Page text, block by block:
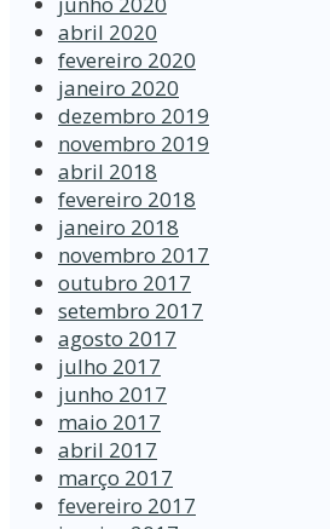
abril 2020
fevereiro 2020
janeiro 2020
dezembro 2019
novembro 2019
abril 2018
fevereiro 2018
janeiro 2018
novembro 2017
outubro 2017
setembro 2017
agosto 2017
julho 2017
junho 2017
maio 2017
abril 2017
março 2017
fevereiro 2017